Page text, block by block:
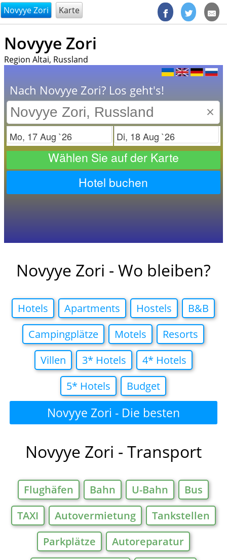
@endsectiom
Novyye Zori Karte
Novyye Zori
Region Altai, Russland
Nach Novyye Zori? Los geht's!
×
Check in Check out
Wählen Sie auf der Karte
Hotel buchen
Novyye Zori - Wo bleiben?
Hotels Apartments Hostels
B&B
Campingplätze
Motels
Resorts
Villen
3* Hotels
4* Hotels
5* Hotels
Budget
Novyye Zori - Die besten
Novyye Zori - Transport
Flughäfen Bahn U-Bahn
Bus
TAXI
Autovermietung
Tankstellen
Parkplätze
Autoreparatur